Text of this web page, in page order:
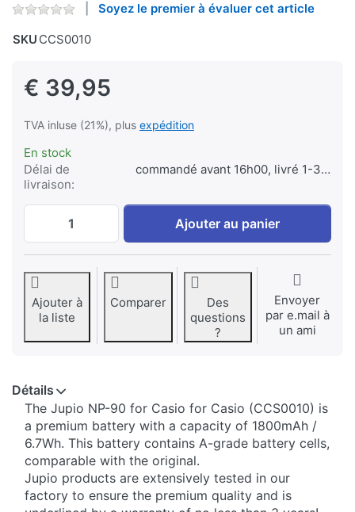
Soyez le premier à évaluer cet article
SKU CCS0010
€ 39,95
TVA inluse (21%), plus expédition
En stock
Délai de
livraison:
commandé avant 16h00, livré 1-3 jours
NP-90 1800 mAh at € 39,95, quantity 1.
Ajouter au panier
Ajouter à
la liste
Comparer
Des
questions
?
Envoyer
par e.mail à
un ami
Détails
​The Jupio NP-90 for Casio for Casio (CCS0010) is
a premium battery with a capacity of 1800mAh /
6.7Wh. This battery contains A-grade battery cells,
comparable with the original.
Jupio products are extensively tested in our
factory to ensure the premium quality and is